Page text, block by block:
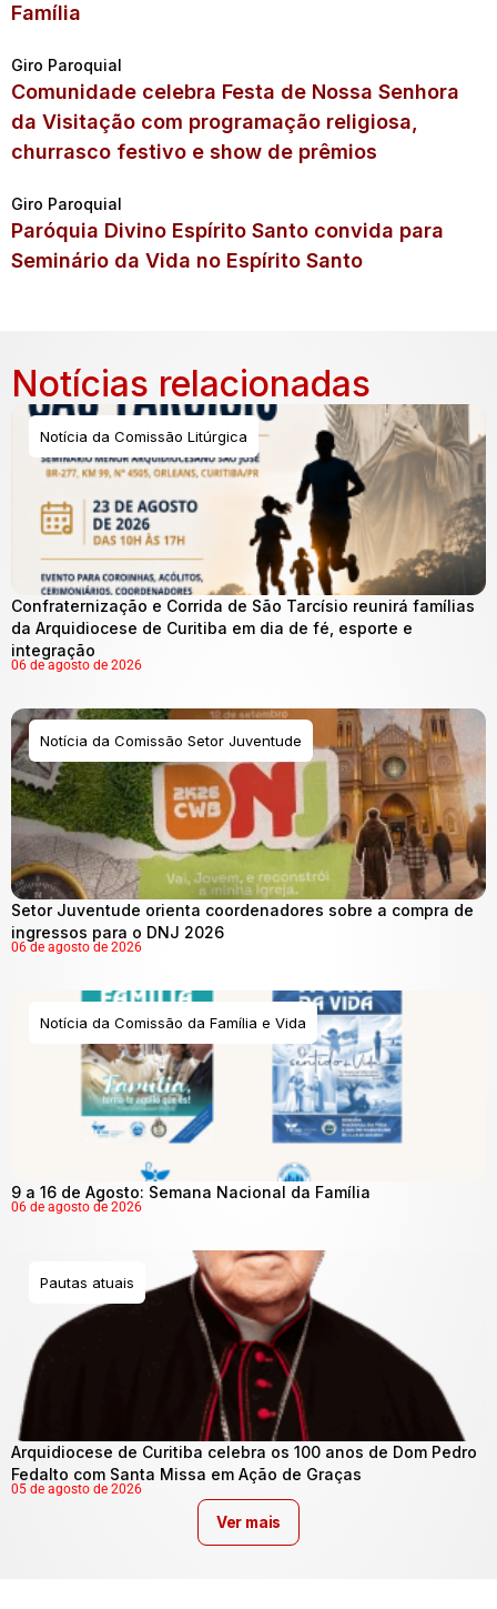
Família
Giro Paroquial
Comunidade celebra Festa de Nossa Senhora
da Visitação com programação religiosa,
churrasco festivo e show de prêmios
Giro Paroquial
Paróquia Divino Espírito Santo convida para
Seminário da Vida no Espírito Santo
Notícias relacionadas
Notícia da Comissão Litúrgica
Confraternização e Corrida de São Tarcísio reunirá famílias
da Arquidiocese de Curitiba em dia de fé, esporte e
integração
06 de agosto de 2026
Notícia da Comissão Setor Juventude
Setor Juventude orienta coordenadores sobre a compra de
ingressos para o DNJ 2026
06 de agosto de 2026
Notícia da Comissão da Família e Vida
9 a 16 de Agosto: Semana Nacional da Família
06 de agosto de 2026
Pautas atuais
Arquidiocese de Curitiba celebra os 100 anos de Dom Pedro
Fedalto com Santa Missa em Ação de Graças
05 de agosto de 2026
Ver mais